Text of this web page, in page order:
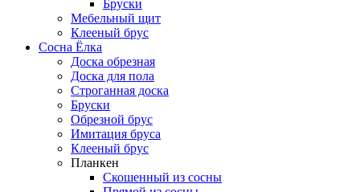
Бруски
Мебельный щит
Клееный брус
Сосна Ёлка
Доска обрезная
Доска для пола
Строганная доска
Бруски
Обрезной брус
Имитация бруса
Клееный брус
Планкен
Скошенный из сосны